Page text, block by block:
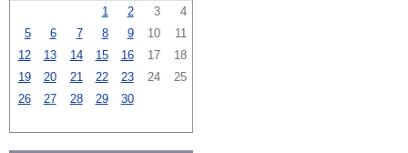
1
2 3
4
5
6 7 8 9 10
11
12
13 14 15 16 17
18
19
20 21 22 23 24
25
26
27 28 29 30